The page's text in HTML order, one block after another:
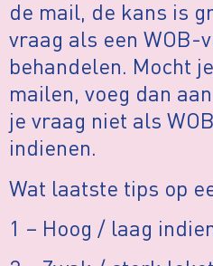
de mail, de kans is
vraag als een WOB-
behandelen. Mocht
mailen, voeg dan
je vraag niet als
indienen.
Wat laatste tips op
1 – Hoog / laag